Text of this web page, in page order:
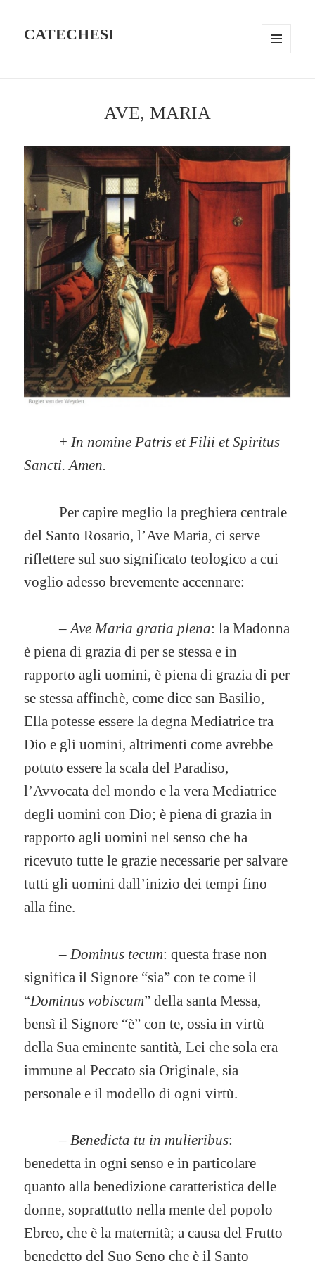
CATECHESI
AVE, MARIA
+In nomine Patris et Filii et Spiritus
Sancti. Amen.
Per capire meglio la preghiera centrale
del Santo Rosario, l’Ave Maria, ci serve
riflettere sul suo significato teologico a cui
voglio adesso brevemente accennare:
– Ave Maria gratia plena: la Madonna
è piena di grazia di per se stessa e in
rapporto agli uomini, è piena di grazia di per
se stessa affinchè, come dice san Basilio,
Ella potesse essere la degna Mediatrice tra
Dio e gli uomini, altrimenti come avrebbe
potuto essere la scala del Paradiso,
l’Avvocata del mondo e la vera Mediatrice
degli uomini con Dio; è piena di grazia in
rapporto agli uomini nel senso che ha
ricevuto tutte le grazie necessarie per salvare
tutti gli uomini dall’inizio dei tempi fino
alla fine.
–Dominus tecum: questa frase non
significa il Signore “sia” con te come il
“Dominus vobiscum” della santa Messa,
bensì il Signore “è” con te, ossia in virtù
della Sua eminente santità, Lei che sola era
immune al Peccato sia Originale, sia
personale e il modello di ogni virtù.
–Benedicta tu in mulieribus:
benedetta in ogni senso e in particolare
quanto alla benedizione caratteristica delle
donne, soprattutto nella mente del popolo
Ebreo, che è la maternità; a causa del Frutto
benedetto del Suo Seno che è il Santo